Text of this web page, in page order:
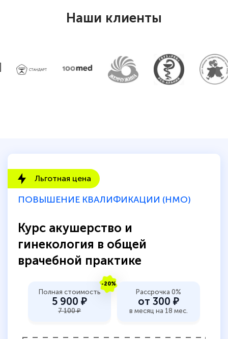
Наши клиенты
Льготная цена
ПОВЫШЕНИЕ КВАЛИФИКАЦИИ (НМО)
Курс акушерство и
гинекология в общей
врачебной практике
-20%
Полная стоимость
5 900 ₽
7 100 ₽
Рассрочка 0%
от 300 ₽
в месяц на 18 мес.